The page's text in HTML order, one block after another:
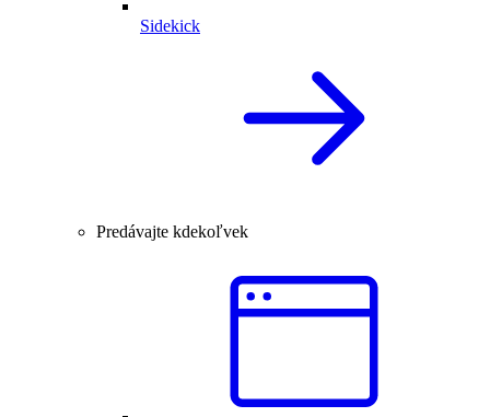
Sidekick
Predávajte kdekoľvek